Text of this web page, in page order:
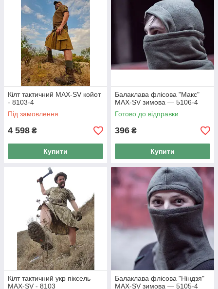
Кілт тактичний MAX-SV койот
- 8103-4
Під замовлення
4 598 ₴
Купити
Балаклава флісова "Макс"
MAX-SV зимова — 5106-4
Готово до відправки
396 ₴
Купити
Кілт тактичний укр піксель
MAX-SV - 8103
Балаклава флісова "Ніндзя"
MAX-SV зимова — 5105-4